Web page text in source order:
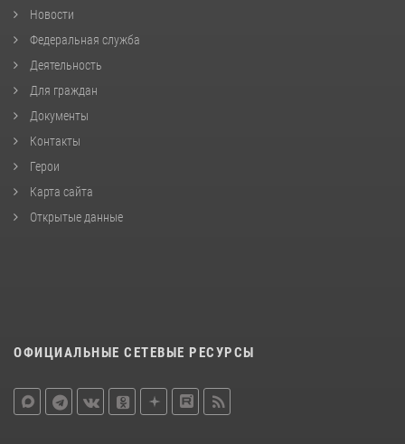
Новости
Федеральная служба
Деятельность
Для граждан
Документы
Контакты
Герои
Карта сайта
Открытые данные
ОФИЦИАЛЬНЫЕ СЕТЕВЫЕ РЕСУРСЫ